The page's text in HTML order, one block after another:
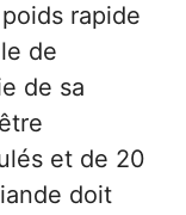
rapide
de
de sa
et de 20
doit